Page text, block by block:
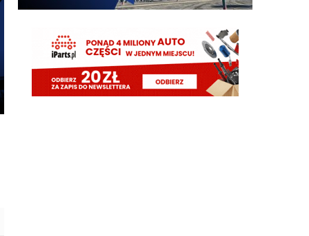
06.08.2026 23:14
Misterem X był Benjamin Pavard. Witamy w
Interze!